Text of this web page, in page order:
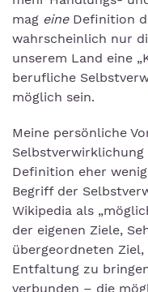
mag eineDefinition
wahrscheinlich nur
unserem Land eine
berufliche
möglich sein.
Meine persönliche
Definition eher
Begriff der
Wikipedia als
der eigenen Ziele,
übergeordneten Ziel,
Entfaltung zu
verbunden – die